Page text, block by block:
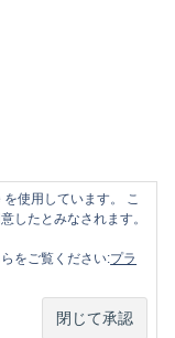
使用しています。 こ
したとみなされます。
をご覧ください:プラ